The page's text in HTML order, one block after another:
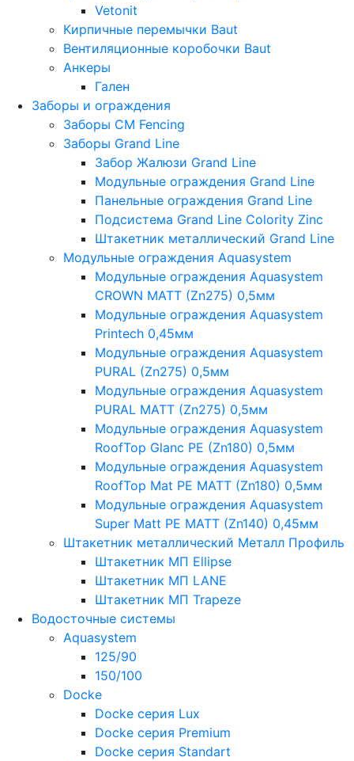
Vetonit
Кирпичные перемычки Baut
Вентиляционные коробочки Baut
Анкеры
Гален
Заборы и ограждения
Заборы CM Fencing
Заборы Grand Line
Забор Жалюзи Grand Line
Модульные ограждения Grand Line
Панельные ограждения Grand Line
Подсистема Grand Line Colority Zinc
Штакетник металлический Grand Line
Модульные ограждения Aquasystem
Модульные ограждения Aquasystem
CROWN MATT (Zn275) 0,5мм
Модульные ограждения Aquasystem
Printech 0,45мм
Модульные ограждения Aquasystem
PURAL (Zn275) 0,5мм
Модульные ограждения Aquasystem
PURAL MATT (Zn275) 0,5мм
Модульные ограждения Aquasystem
RoofTop Glanc PE (Zn180) 0,5мм
Модульные ограждения Aquasystem
RoofTop Mat PE MATT (Zn180) 0,5мм
Модульные ограждения Aquasystem
Super Matt PE MATT (Zn140) 0,45мм
Штакетник металлический Металл Профиль
Штакетник МП Ellipse
Штакетник МП LANE
Штакетник МП Trapeze
Водосточные системы
Aquasystem
125/90
150/100
Docke
Docke серия Lux
Docke серия Premium
Docke серия Standart